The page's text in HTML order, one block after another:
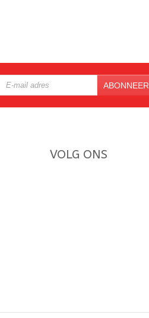
ABONNEER
VOLG ONS